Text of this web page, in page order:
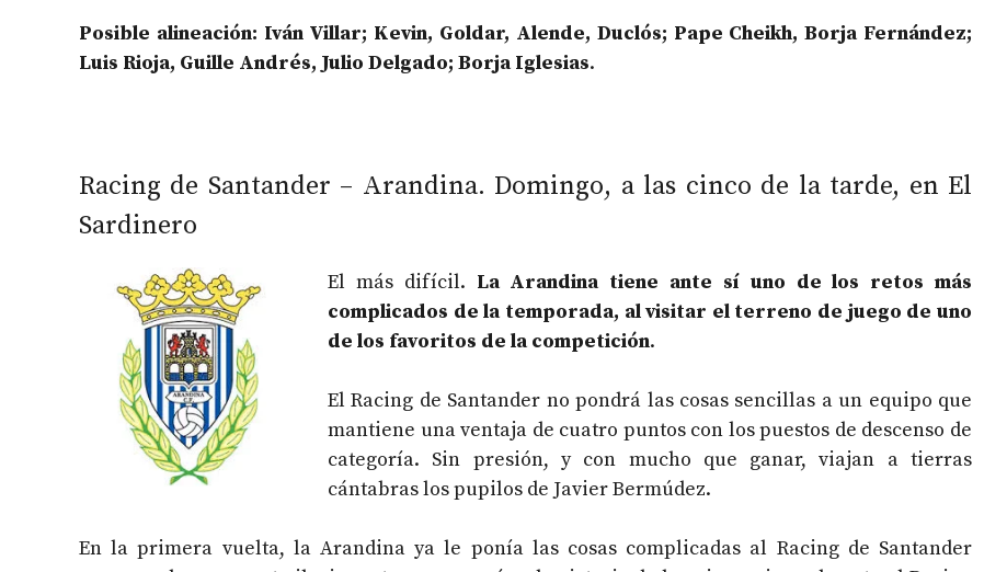
Posible alineación: Iván Villar; Kevin, Goldar, Alende, Duclós; Pape Cheikh, Borja Fernández;
Luis Rioja, Guille Andrés, Julio Delgado; Borja Iglesias.
Racing de Santander – Arandina. Domingo, a las cinco de la tarde, en El
Sardinero
El más difícil. La Arandina tiene ante sí uno de los retos más
complicados de la temporada, al visitar el terreno de juego de uno
de los favoritos de la competición.
El Racing de Santander no pondrá las cosas sencillas a un equipo que
mantiene una ventaja de cuatro puntos con los puestos de descenso de
categoría. Sin presión, y con mucho que ganar, viajan a tierras
cántabras los pupilos de Javier Bermúdez.
En la primera vuelta, la Arandina ya le ponía las cosas complicadas al Racing de Santander